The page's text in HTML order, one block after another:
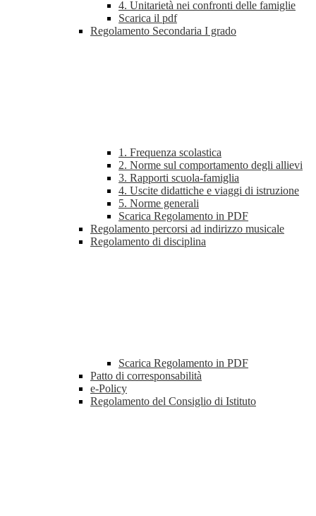
4. Unitarietà nei confronti delle famiglie
Scarica il pdf
Regolamento Secondaria I grado
1. Frequenza scolastica
2. Norme sul comportamento degli allievi
3. Rapporti scuola-famiglia
4. Uscite didattiche e viaggi di istruzione
5. Norme generali
Scarica Regolamento in PDF
Regolamento percorsi ad indirizzo musicale
Regolamento di disciplina
Scarica Regolamento in PDF
Patto di corresponsabilità
e-Policy
Regolamento del Consiglio di Istituto